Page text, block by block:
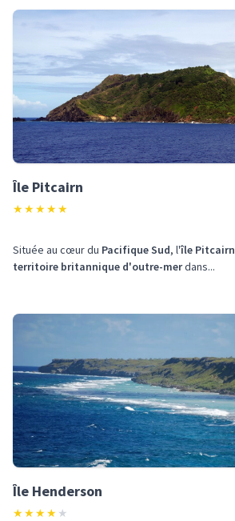
Île Pitcairn
★★★★★
Située au cœur du Pacifique Sud, l'île Pitcairn
territoire britannique d'outre-merdans...
Île Henderson
★★★★ ★